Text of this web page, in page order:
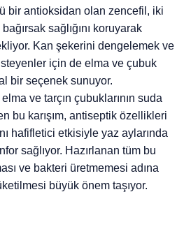
bir antioksidan olan zencefil, iki
sağlığını koruyarak
Kan şekerini dengelemek ve
için de elma ve çubuk
bir seçenek sunuyor.
ve tarçın çubuklarının suda
bu karışım, antiseptik özellikleri
hafifletici etkisiyle yaz aylarında
sağlıyor. Hazırlanan tüm bu
ve bakteri üretmemesi adına
büyük önem taşıyor.